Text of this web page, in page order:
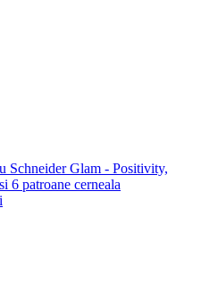
Schneider Glam - Positivity,
6 patroane cerneala